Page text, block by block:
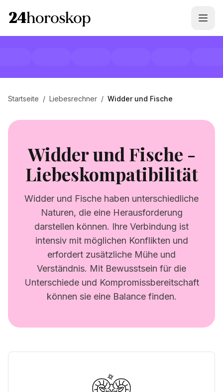
Startseite / Liebesrechner / Widder und Fische
Widder und Fische -
Liebeskompatibilität
Widder und Fische haben unterschiedliche
Naturen, die eine Herausforderung
darstellen können. Ihre Verbindung ist
intensiv mit möglichen Konflikten und
erfordert zusätzliche Mühe und
Verständnis. Mit Bewusstsein für die
Unterschiede und Kompromissbereitschaft
können sie eine Balance finden.